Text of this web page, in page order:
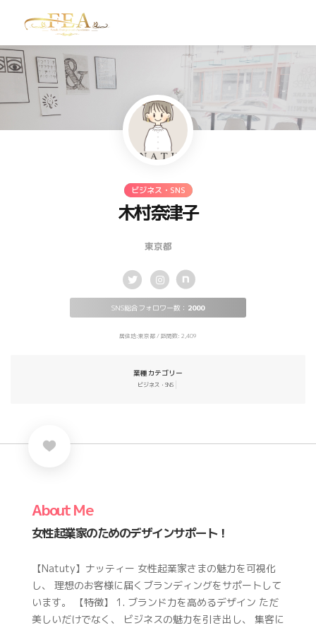
お問い合わせ
ビジネス・SNS
木村奈津子
東京都
SNS総合フォロワー数： 2000
居住地:東京都 / 訪問数: 2,409
業種カテゴリー
ビジネス・SNS
About Me
女性起業家のためのデザインサポート！
【Natuty】ナッティー 女性起業家さまの魅力を可視化
し、 理想のお客様に届くブランディングをサポートして
います。 【特徴】 1. ブランド力を高めるデザイン ただ
美しいだけでなく、 ビジネスの魅力を引き出し、 集客に